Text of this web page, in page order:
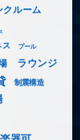
クルーム
ス プール
ラウンジ
制震構造